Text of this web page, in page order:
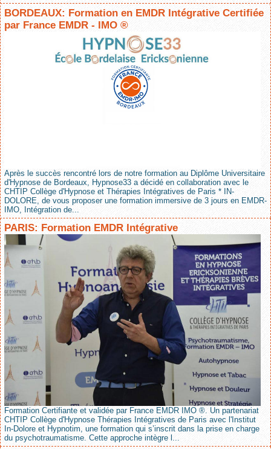
BORDEAUX: Formation en EMDR Intégrative Certifiée
par France EMDR - IMO ®
Après le succès rencontré lors de notre formation au Diplôme Universitaire
d'Hypnose de Bordeaux, Hypnose33 a décidé en collaboration avec le
CHTIP Collège d'Hypnose et Thérapies Intégratives de Paris * IN-
DOLORE, de vous proposer une formation immersive de 3 jours en EMDR-
IMO, Intégration de...
PARIS: Formation EMDR Intégrative
Formation Certifiante et validée par France EMDR IMO ®. Un partenariat
CHTIP Collège d'Hypnose Thérapies Intégratives de Paris avec l'Institut
In-Dolore et Hypnotim, une formation qui s’inscrit dans la prise en charge
du psychotraumatisme. Cette approche intègre l...